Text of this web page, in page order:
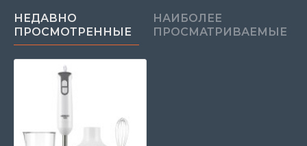
НЕДАВНО
ПРОСМОТРЕННЫЕ
НАИБОЛЕЕ
ПРОСМАТРИВАЕМЫЕ